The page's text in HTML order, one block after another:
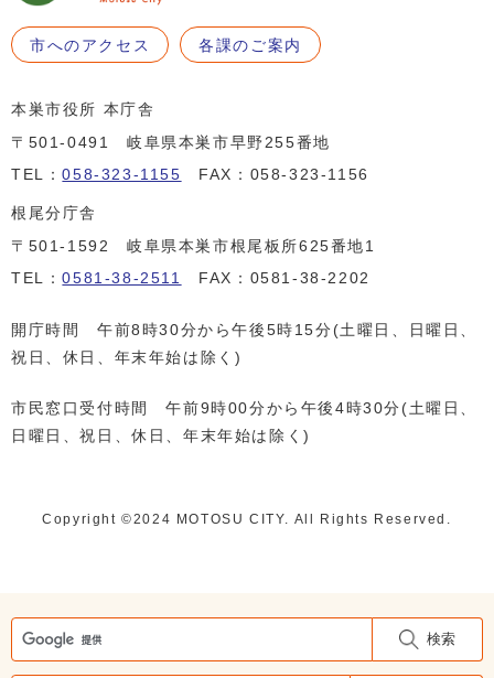
検索
市へのアクセス 各課のご案内
本巣市役所 本庁舎
〒501-0491 岐阜県本巣市早野255番地
TEL：058-323-1155 FAX：058-323-1156
根尾分庁舎
〒501-1592 岐阜県本巣市根尾板所625番地1
TEL：0581-38-2511 FAX：0581-38-2202
開庁時間 午前8時30分から午後5時15分(土曜日、日曜日、
祝日、休日、年末年始は除く)
市民窓口受付時間 午前9時00分から午後4時30分(土曜日、
日曜日、祝日、休日、年末年始は除く)
Copyright ©️2024 MOTOSU CITY. All Rights Reserved.